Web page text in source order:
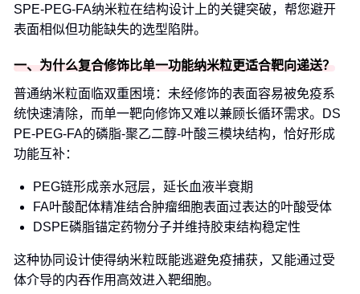
SPE-PEG-FA纳米粒在结构设计上的关键突破，帮您避开
表面相似但功能缺失的选型陷阱。
一、为什么复合修饰比单一功能纳米粒更适合靶向递送？
普通纳米粒面临双重困境：未经修饰的表面容易被免疫系
统快速清除，而单一靶向修饰又难以兼顾长循环需求。DS
PE-PEG-FA的磷脂-聚乙二醇-叶酸三模块结构，恰好形成
功能互补：
PEG链形成亲水冠层，延长血液半衰期
FA叶酸配体精准结合肿瘤细胞表面过表达的叶酸受体
DSPE磷脂锚定药物分子并维持胶束结构稳定性
这种协同设计使得纳米粒既能逃避免疫捕获，又能通过受
体介导的内吞作用高效进入靶细胞。